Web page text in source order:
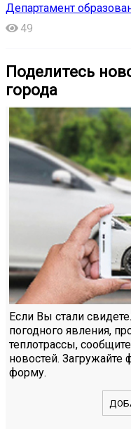
Департамент
49
Поделитесь
города
Если Вы стали
погодного явления,
теплотрассы,
новостей.
форму.